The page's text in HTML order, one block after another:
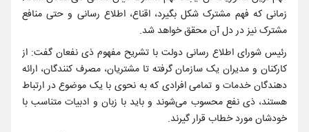
زمانی که فهم مشترک شکل بگیرد، اقناع، اطلاع‌ رسانی و حتی منافع
مشترک نیز در دل آن محقق خواهد شد.
رئیس شورای اطلاع‌ رسانی دولت با تشریح مفهوم ذی‌ نفعان گفت: از
کارکنان و مدیران یک سازمان گرفته تا مشتریان، مصرف ‌کنندگان، ارائه
‌دهندگان خدمات و تمامی افرادی که به نحوی با یک موضوع در ارتباط
هستند، ذی‌ نفع محسوب می‌شوند و باید با زبان و ادبیات متناسب با
خودشان مورد خطاب قرار گیرند.